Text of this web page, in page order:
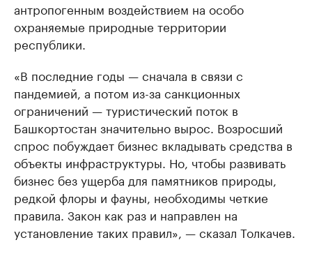
антропогенным воздействием на особо
охраняемые природные территории
республики.
«В последние годы — сначала в связи с
пандемией, а потом из-за санкционных
ограничений — туристический поток в
Башкортостан значительно вырос. Возросший
спрос побуждает бизнес вкладывать средства в
объекты инфраструктуры. Но, чтобы развивать
бизнес без ущерба для памятников природы,
редкой флоры и фауны, необходимы четкие
правила. Закон как раз и направлен на
установление таких правил», — сказал Толкачев.